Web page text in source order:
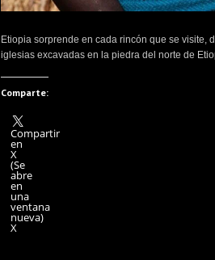
Etiopia sorprende en cada rincón que se visite,
iglesias excavadas en la piedra del norte de
Comparte:
Compartir
en
X
(Se
abre
en
una
ventana
nueva)
X